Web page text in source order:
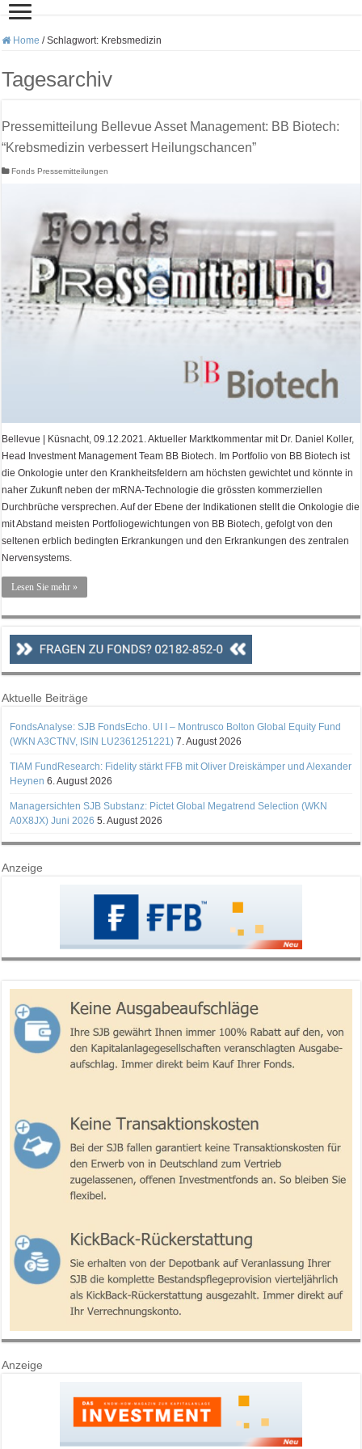
Home / Schlagwort: Krebsmedizin
Tagesarchiv
Pressemitteilung Bellevue Asset Management: BB Biotech:
“Krebsmedizin verbessert Heilungschancen”
Fonds Pressemitteilungen
Bellevue | Küsnacht, 09.12.2021. Aktueller Marktkommentar mit Dr. Daniel Koller,
Head Investment Management Team BB Biotech. Im Portfolio von BB Biotech ist
die Onkologie unter den Krankheitsfeldern am höchsten gewichtet und könnte in
naher Zukunft neben der mRNA-Technologie die grössten kommerziellen
Durchbrüche versprechen. Auf der Ebene der Indikationen stellt die Onkologie die
mit Abstand meisten Portfoliogewichtungen von BB Biotech, gefolgt von den
seltenen erblich bedingten Erkrankungen und den Erkrankungen des zentralen
Nervensystems.
Lesen Sie mehr »
Aktuelle Beiträge
FondsAnalyse: SJB FondsEcho. UI I – Montrusco Bolton Global Equity Fund
(WKN A3CTNV, ISIN LU2361251221) 7. August 2026
TIAM FundResearch: Fidelity stärkt FFB mit Oliver Dreiskämper und Alexander
Heynen 6. August 2026
Managersichten SJB Substanz: Pictet Global Megatrend Selection (WKN
A0X8JX) Juni 2026 5. August 2026
Anzeige
Anzeige